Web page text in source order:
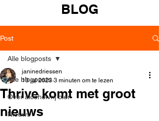
Post
Alle blogposts
Over alcoholvrij bier
Nieuws
Alle blogposts
Thrive komt met groot
nieuws
janinedriessen
13 jul 2023 3 minuten om te lezen
BLOG